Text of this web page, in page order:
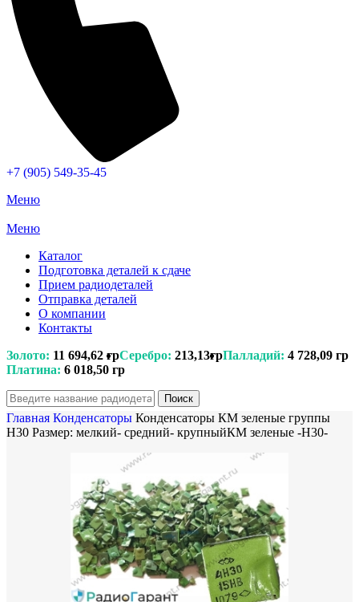
+7 (905) 549-35-45
Меню
Меню
Каталог
Подготовка деталей к сдаче
Прием радиодеталей
Отправка деталей
О компании
Контакты
Золото: 11 694,62 грСеребро: 213,13грПалладий: 4 728,09 гр
Платина: 6 018,50 гр
Поиск
Главная Конденсаторы Конденсаторы КМ зеленые группы
Н30 Размер: мелкий- средний- крупныйКМ зеленые -Н30-